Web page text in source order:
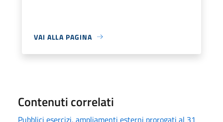
VAI ALLA PAGINA
Contenuti correlati
Pubblici esercizi, ampliamenti esterni prorogati al 31